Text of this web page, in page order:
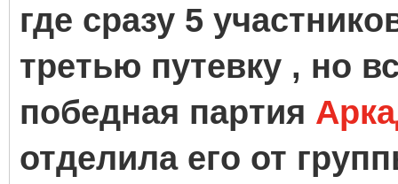
где сразу 5
третью путевку , но
победная партия
отделила его от